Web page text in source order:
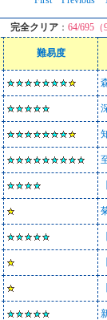
完全クリア ： 64/695（
難易度